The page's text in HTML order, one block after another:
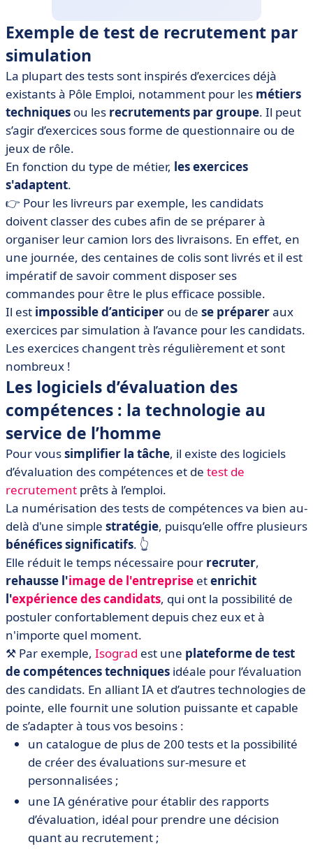
Exemple de test de recrutement par
simulation
La plupart des tests sont inspirés d’exercices déjà
existants à Pôle Emploi, notamment pour les métiers
techniques ou les recrutements par groupe. Il peut
s’agir d’exercices sous forme de questionnaire ou de
jeux de rôle.
En fonction du type de métier, les exercices
s'adaptent.
👉 Pour les livreurs par exemple, les candidats
doivent classer des cubes afin de se préparer à
organiser leur camion lors des livraisons. En effet, en
une journée, des centaines de colis sont livrés et il est
impératif de savoir comment disposer ses
commandes pour être le plus efficace possible.
Il est impossible d’anticiper ou de se prépareraux
exercices par simulation à l’avance pour les candidats.
Les exercices changent très régulièrement et sont
nombreux !
Les logiciels d’évaluation des
compétences : la technologie au
service de l’homme
Pour voussimplifier la tâche, il existe des logiciels
d’évaluation des compétences et de test de
recrutement prêts à l’emploi.
La numérisation des tests de compétences va bien au-
delà d'une simple stratégie, puisqu’elle offre plusieurs
bénéfices significatifs. 👆
Elle réduit le temps nécessaire pour recruter,
rehausse l'imagede l'entreprise etenrichit
l'expérience des candidats, qui ont la possibilité de
postuler confortablement depuis chez eux et à
n'importe quel moment.
⚒️ Par exemple, Isograd est une plateforme de test
de compétences techniques idéale pour l’évaluation
des candidats. En alliant IA et d’autres technologies de
pointe, elle fournit une solution puissante et capable
de s’adapter à tous vos besoins :
un catalogue de plus de 200 tests et la possibilité
de créer des évaluations sur-mesure et
personnalisées ;
une IA générative pour établir des rapports
d’évaluation, idéal pour prendre une décision
quant au recrutement ;